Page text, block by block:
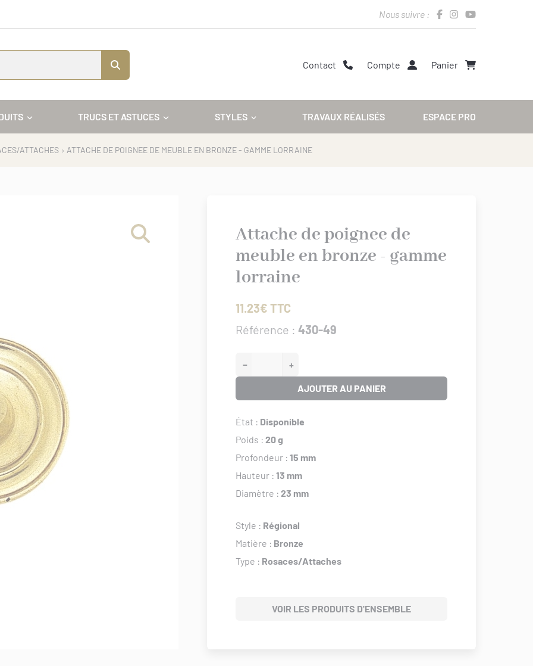
Nous suivre :
Contact Compte Panier
TRUCS ET ASTUCES STYLES TRAVAUX RÉALISÉS ESPACE PRO
ATTACHES › ATTACHE DE POIGNEE DE MEUBLE EN BRONZE - GAMME LORRAINE
Attache de poignee de
meuble en bronze - gamme
lorraine
11.23€ TTC
Référence : 430-49
− +
AJOUTER AU PANIER
État : Disponible
Poids : 20 g
Profondeur : 15 mm
Hauteur : 13 mm
Diamètre : 23 mm
Style : Régional
Matière : Bronze
Type : Rosaces/Attaches
VOIR LES PRODUITS D'ENSEMBLE